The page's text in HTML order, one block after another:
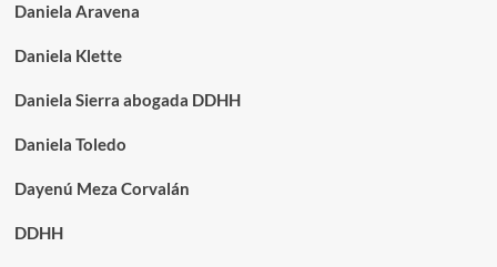
Daniela Aravena
Daniela Klette
Daniela Sierra abogada DDHH
Daniela Toledo
Dayenú Meza Corvalán
DDHH